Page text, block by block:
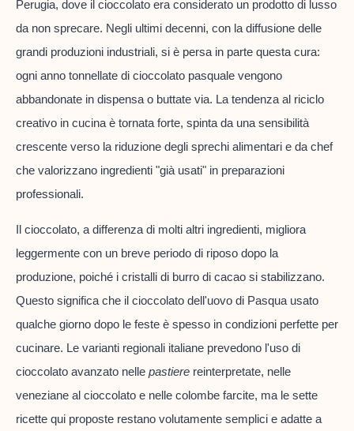
Perugia, dove il cioccolato era considerato un prodotto di lusso
da non sprecare. Negli ultimi decenni, con la diffusione delle
grandi produzioni industriali, si è persa in parte questa cura:
ogni anno tonnellate di cioccolato pasquale vengono
abbandonate in dispensa o buttate via. La tendenza al riciclo
creativo in cucina è tornata forte, spinta da una sensibilità
crescente verso la riduzione degli sprechi alimentari e da chef
che valorizzano ingredienti "già usati" in preparazioni
professionali.
Il cioccolato, a differenza di molti altri ingredienti, migliora
leggermente con un breve periodo di riposo dopo la
produzione, poiché i cristalli di burro di cacao si stabilizzano.
Questo significa che il cioccolato dell'uovo di Pasqua usato
qualche giorno dopo le feste è spesso in condizioni perfette per
cucinare. Le varianti regionali italiane prevedono l'uso di
cioccolato avanzato nelle pastiere reinterpretate, nelle
veneziane al cioccolato e nelle colombe farcite, ma le sette
ricette qui proposte restano volutamente semplici e adatte a